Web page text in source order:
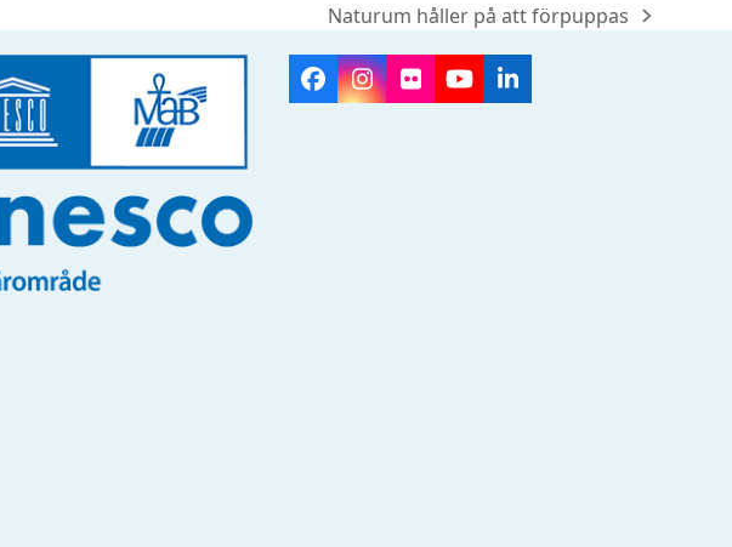
next
post:
Naturum håller på att förpuppas
Facebook
Instagram
FlickrYouTubeLinkedIn